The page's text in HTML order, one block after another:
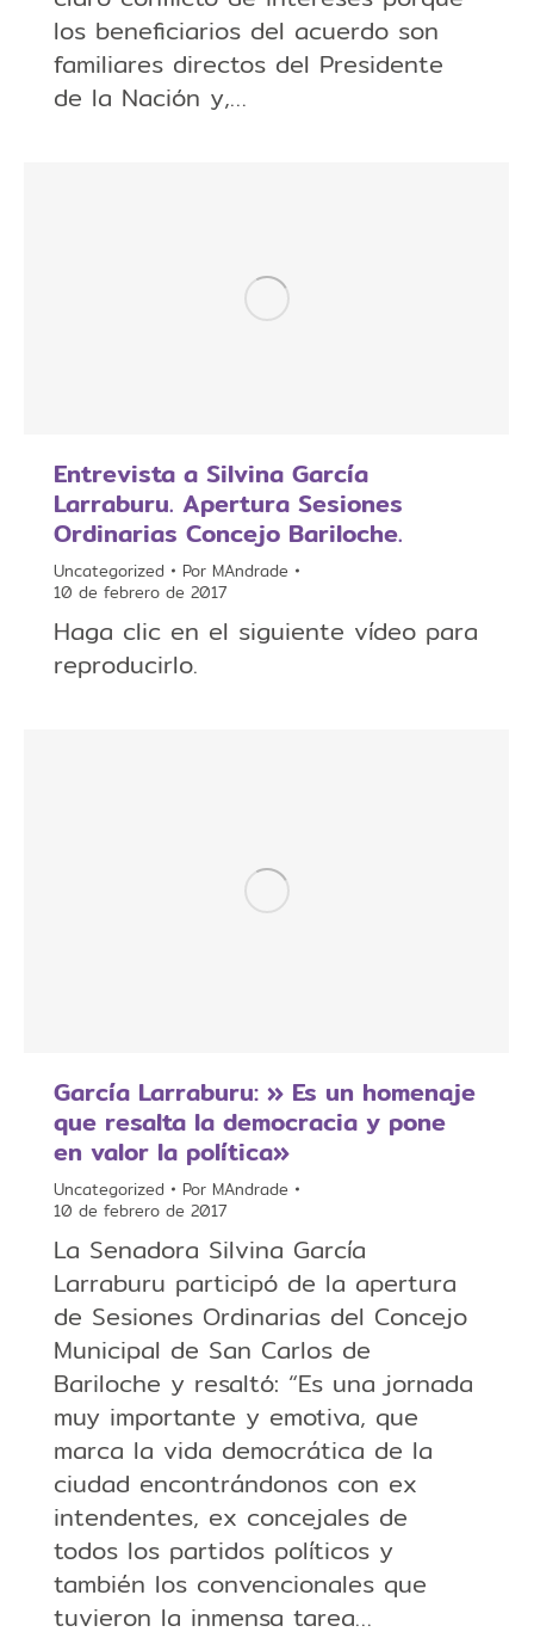
los beneficiarios del acuerdo son
familiares directos del Presidente
de la Nación y,…
Entrevista a Silvina García
Larraburu. Apertura Sesiones
Ordinarias Concejo Bariloche.
Uncategorized Por MAndrade
10 de febrero de 2017
Haga clic en el siguiente vídeo para
reproducirlo.
García Larraburu: » Es un homenaje
que resalta la democracia y pone
en valor la política»
Uncategorized Por MAndrade
10 de febrero de 2017
La Senadora Silvina García
Larraburu participó de la apertura
de Sesiones Ordinarias del Concejo
Municipal de San Carlos de
Bariloche y resaltó: “Es una jornada
muy importante y emotiva, que
marca la vida democrática de la
ciudad encontrándonos con ex
intendentes, ex concejales de
todos los partidos políticos y
también los convencionales que
tuvieron la inmensa tarea…